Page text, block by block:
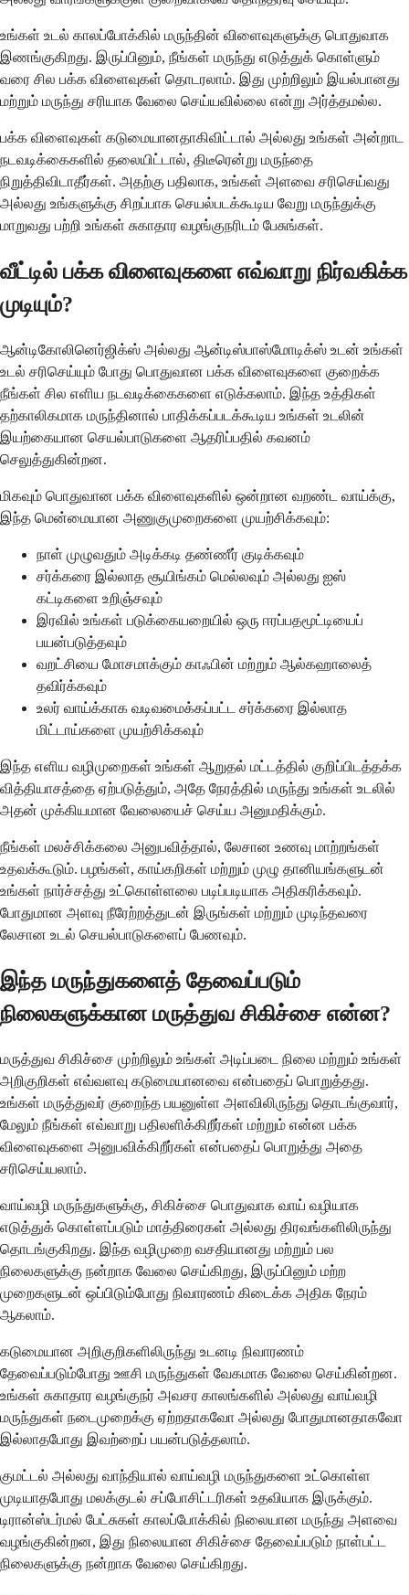
உங்கள் உடல் காலப்போக்கில் மருந்தின் விளைவுகளுக்கு பொதுவாக
இணங்குகிறது. இருப்பினும், நீங்கள் மருந்து எடுத்துக் கொள்ளும்
வரை சில பக்க விளைவுகள் தொடரலாம். இது முற்றிலும் இயல்பானது
மற்றும் மருந்து சரியாக வேலை செய்யவில்லை என்று அர்த்தமல்ல.
பக்க விளைவுகள் கடுமையானதாகிவிட்டால் அல்லது உங்கள் அன்றாட
நடவடிக்கைகளில் தலையிட்டால், திடீரென்று மருந்தை
நிறுத்திவிடாதீர்கள். அதற்கு பதிலாக, உங்கள் அளவை சரிசெய்வது
அல்லது உங்களுக்கு சிறப்பாக செயல்படக்கூடிய வேறு மருந்துக்கு
மாறுவது பற்றி உங்கள் சுகாதார வழங்குநரிடம் பேசுங்கள்.
வீட்டில் பக்க விளைவுகளை எவ்வாறு நிர்வகிக்க
முடியும்?
ஆன்டிகோலினெர்ஜிக்ஸ் அல்லது ஆன்டிஸ்பாஸ்மோடிக்ஸ் உடன் உங்கள்
உடல் சரிசெய்யும் போது பொதுவான பக்க விளைவுகளை குறைக்க
நீங்கள் சில எளிய நடவடிக்கைகளை எடுக்கலாம். இந்த உத்திகள்
தற்காலிகமாக மருந்தினால் பாதிக்கப்படக்கூடிய உங்கள் உடலின்
இயற்கையான செயல்பாடுகளை ஆதரிப்பதில் கவனம்
செலுத்துகின்றன.
மிகவும் பொதுவான பக்க விளைவுகளில் ஒன்றான வறண்ட வாய்க்கு,
இந்த மென்மையான அணுகுமுறைகளை முயற்சிக்கவும்:
நாள் முழுவதும் அடிக்கடி தண்ணீர் குடிக்கவும்
சர்க்கரை இல்லாத சூயிங்கம் மெல்லவும் அல்லது ஐஸ்
கட்டிகளை உறிஞ்சவும்
இரவில் உங்கள் படுக்கையறையில் ஒரு ஈரப்பதமூட்டியைப்
பயன்படுத்தவும்
வறட்சியை மோசமாக்கும் காஃபின் மற்றும் ஆல்கஹாலைத்
தவிர்க்கவும்
உலர் வாய்க்காக வடிவமைக்கப்பட்ட சர்க்கரை இல்லாத
மிட்டாய்களை முயற்சிக்கவும்
இந்த எளிய வழிமுறைகள் உங்கள் ஆறுதல் மட்டத்தில் குறிப்பிடத்தக்க
வித்தியாசத்தை ஏற்படுத்தும், அதே நேரத்தில் மருந்து உங்கள் உடலில்
அதன் முக்கியமான வேலையைச் செய்ய அனுமதிக்கும்.
நீங்கள் மலச்சிக்கலை அனுபவித்தால், லேசான உணவு மாற்றங்கள்
உதவக்கூடும். பழங்கள், காய்கறிகள் மற்றும் முழு தானியங்களுடன்
உங்கள் நார்ச்சத்து உட்கொள்ளலை படிப்படியாக அதிகரிக்கவும்.
போதுமான அளவு நீரேற்றத்துடன் இருங்கள் மற்றும் முடிந்தவரை
லேசான உடல் செயல்பாடுகளைப் பேணவும்.
இந்த மருந்துகளைத் தேவைப்படும்
நிலைகளுக்கான மருத்துவ சிகிச்சை என்ன?
மருத்துவ சிகிச்சை முற்றிலும் உங்கள் அடிப்படை நிலை மற்றும் உங்கள்
அறிகுறிகள் எவ்வளவு கடுமையானவை என்பதைப் பொறுத்தது.
உங்கள் மருத்துவர் குறைந்த பயனுள்ள அளவிலிருந்து தொடங்குவார்,
மேலும் நீங்கள் எவ்வாறு பதிலளிக்கிறீர்கள் மற்றும் என்ன பக்க
விளைவுகளை அனுபவிக்கிறீர்கள் என்பதைப் பொறுத்து அதை
சரிசெய்யலாம்.
வாய்வழி மருந்துகளுக்கு, சிகிச்சை பொதுவாக வாய் வழியாக
எடுத்துக் கொள்ளப்படும் மாத்திரைகள் அல்லது திரவங்களிலிருந்து
தொடங்குகிறது. இந்த வழிமுறை வசதியானது மற்றும் பல
நிலைகளுக்கு நன்றாக வேலை செய்கிறது, இருப்பினும் மற்ற
முறைகளுடன் ஒப்பிடும்போது நிவாரணம் கிடைக்க அதிக நேரம்
ஆகலாம்.
கடுமையான அறிகுறிகளிலிருந்து உடனடி நிவாரணம்
தேவைப்படும்போது ஊசி மருந்துகள் வேகமாக வேலை செய்கின்றன.
உங்கள் சுகாதார வழங்குநர் அவசர காலங்களில் அல்லது வாய்வழி
மருந்துகள் நடைமுறைக்கு ஏற்றதாகவோ அல்லது போதுமானதாகவோ
இல்லாதபோது இவற்றைப் பயன்படுத்தலாம்.
குமட்டல் அல்லது வாந்தியால் வாய்வழி மருந்துகளை உட்கொள்ள
முடியாதபோது மலக்குடல் சப்போசிட்டரிகள் உதவியாக இருக்கும்.
டிரான்ஸ்டர்மல் பேட்சுகள் காலப்போக்கில் நிலையான மருந்து அளவை
வழங்குகின்றன, இது நிலையான சிகிச்சை தேவைப்படும் நாள்பட்ட
நிலைகளுக்கு நன்றாக வேலை செய்கிறது.